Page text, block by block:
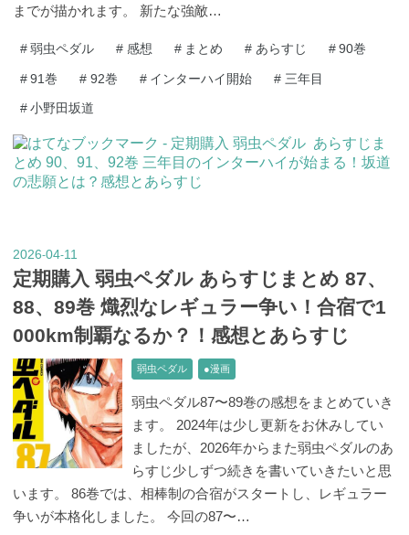
までが描かれます。 新たな強敵…
# 弱虫ペダル # 感想 # まとめ # あらすじ # 90巻
# 91巻 # 92巻 # インターハイ開始 # 三年目
# 小野田坂道
2026-04-11
定期購入 弱虫ペダル あらすじまとめ 87、
88、89巻 熾烈なレギュラー争い！合宿で1
000km制覇なるか？！感想とあらすじ
弱虫ペダル ●漫画
弱虫ペダル87〜89巻の感想をまとめていき
ます。 2024年は少し更新をお休みしてい
ましたが、2026年からまた弱虫ペダルのあ
らすじ少しずつ続きを書いていきたいと思
います。 86巻では、相棒制の合宿がスタートし、レギュラー
争いが本格化しました。 今回の87〜…